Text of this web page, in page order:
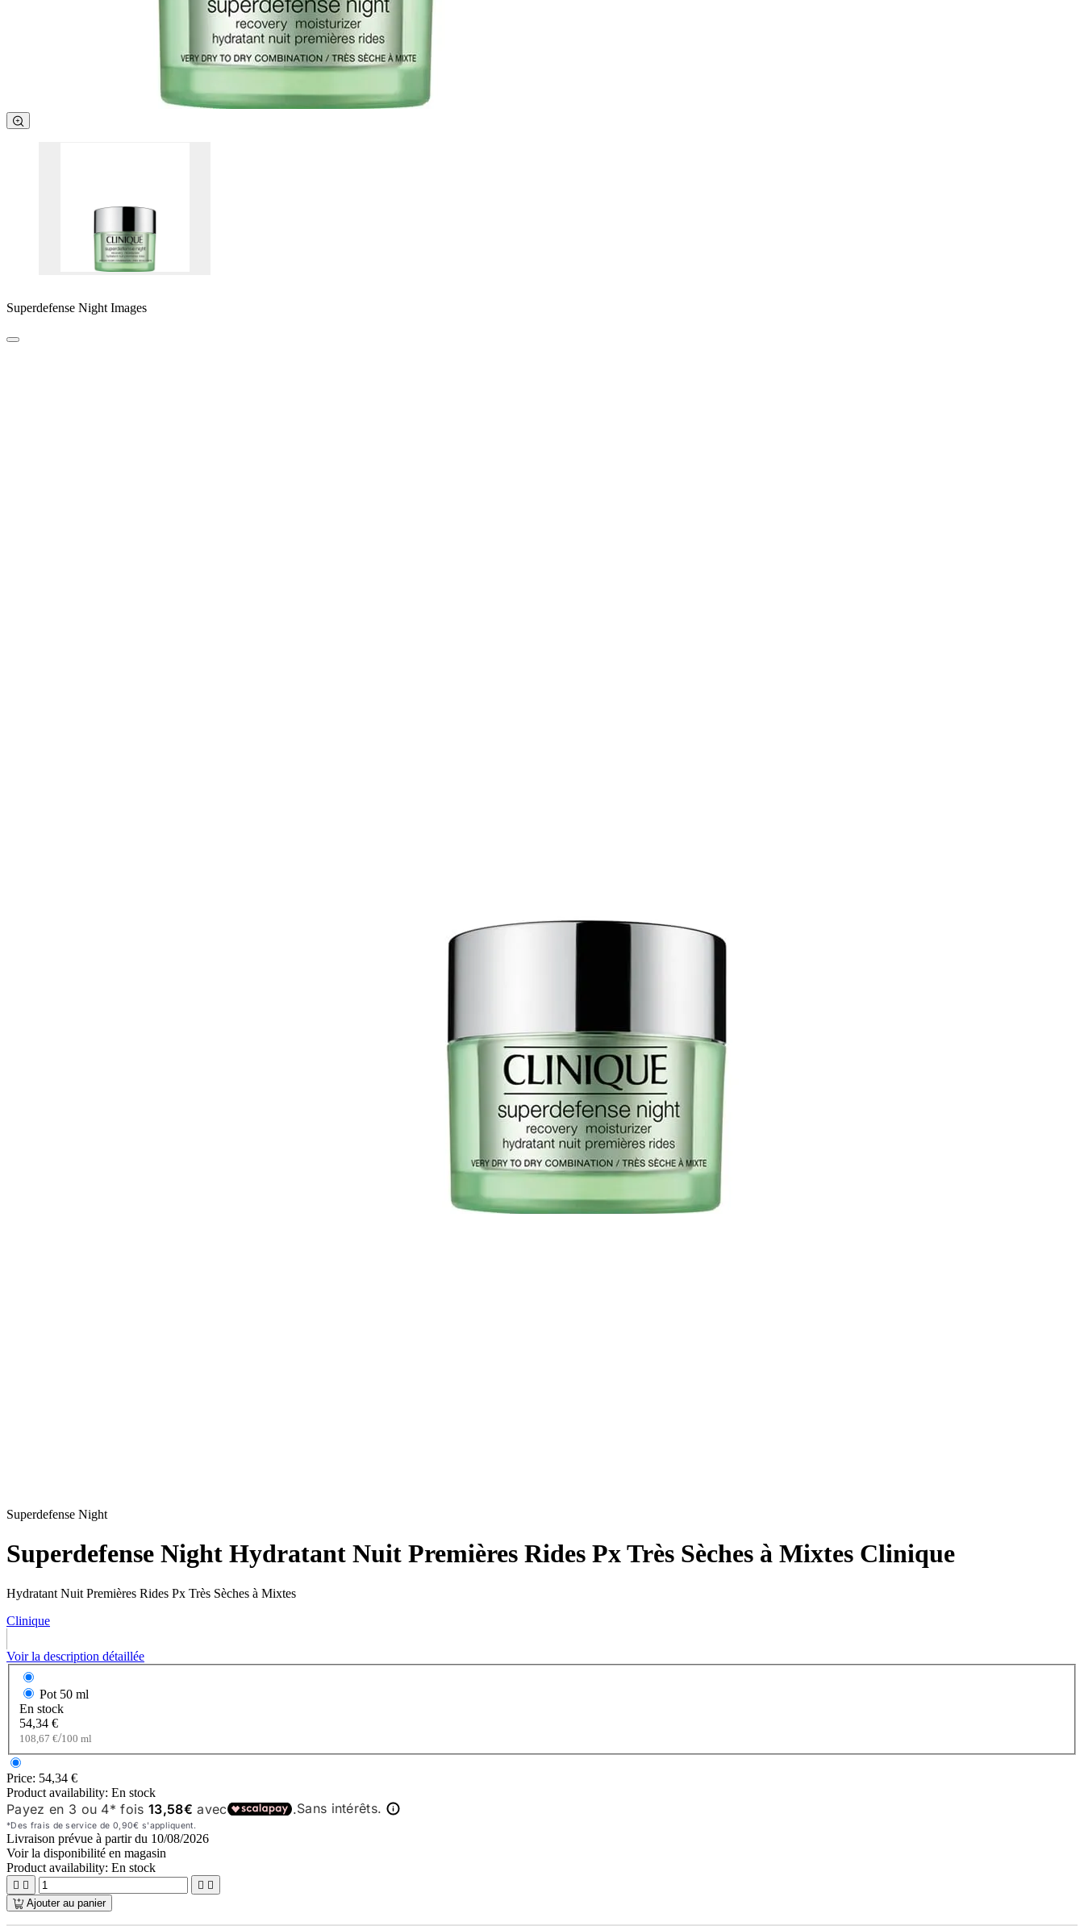
Superdefense Night Images
Superdefense Night
Superdefense Night Hydratant Nuit Premières Rides Px Très Sèches à Mixtes Clinique
Hydratant Nuit Premières Rides Px Très Sèches à Mixtes
Clinique
Voir la description détaillée
Pot 50 ml
En stock
54,34 €
108,67 €/100 ml
Price: 54,34 €
Product availability: En stock
Livraison prévue à partir du 10/08/2026
Voir la disponibilité en magasin
Product availability: En stock
   
Ajouter au panier